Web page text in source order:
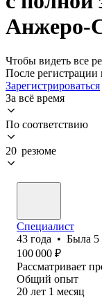
Анжеро-
Чтобы видеть все
После
Зарегистрироваться
За всё время
По соответствию
20 резюме
Специалист
43 года • Была 5
100 000 ₽
Рассматривает
Общий опыт
20 лет 1 месяц